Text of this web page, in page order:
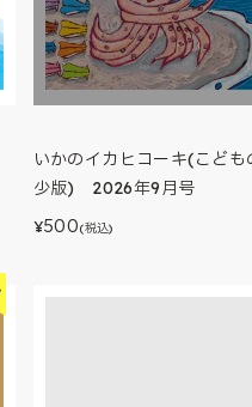
いかのイカヒコーキ(こども
少版) 2026年9月号
¥500(税込)